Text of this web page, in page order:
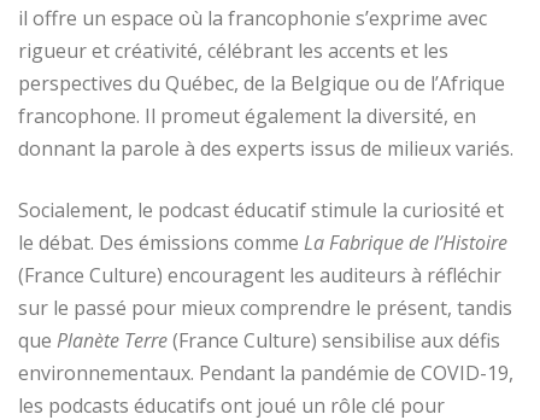
il offre un espace où la francophonie s’exprime avec
rigueur et créativité, célébrant les accents et les
perspectives du Québec, de la Belgique ou de l’Afrique
francophone. Il promeut également la diversité, en
donnant la parole à des experts issus de milieux variés.
Socialement, le podcast éducatif stimule la curiosité et
le débat. Des émissions comme La Fabrique de l’Histoire
(France Culture) encouragent les auditeurs à réfléchir
sur le passé pour mieux comprendre le présent, tandis
que Planète Terre(France Culture) sensibilise aux défis
environnementaux. Pendant la pandémie de COVID-19,
les podcasts éducatifs ont joué un rôle clé pour